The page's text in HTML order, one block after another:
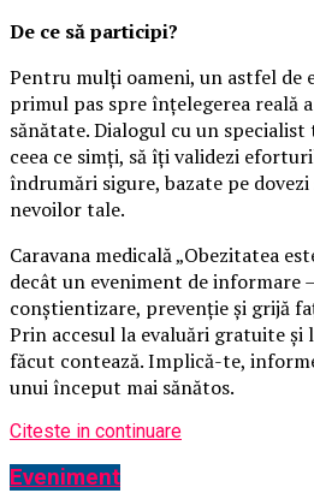
De ce să participi?
Pentru mulți oameni, un astfel de
primul pas spre înțelegerea reală
sănătate. Dialogul cu un
ceea ce simți, să îți validezi
îndrumări sigure, bazate pe
nevoilor tale.
Caravana medicală „Obezitatea
decât un eveniment de informare
conștientizare, prevenție și grijă
Prin accesul la evaluări gratuite și
făcut contează. Implică-te,
unui început mai sănătos.
Citeste in continuare
Eveniment